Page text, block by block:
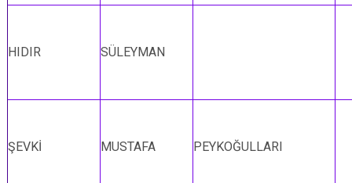
HIDIR SÜLEYMAN
ŞEVKİ MUSTAFA PEYKOĞULLARI